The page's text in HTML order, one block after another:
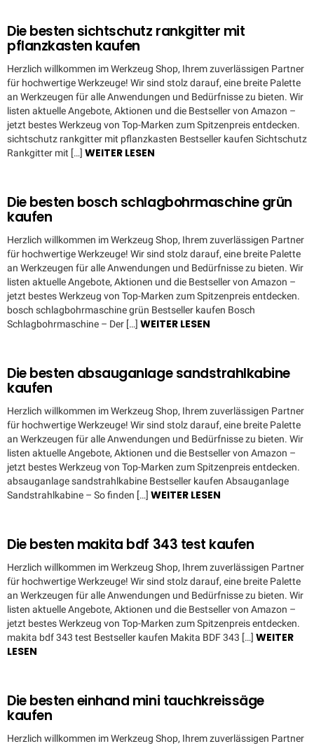
Die besten sichtschutz rankgitter mit
pflanzkasten kaufen
Herzlich willkommen im Werkzeug Shop, Ihrem zuverlässigen Partner
für hochwertige Werkzeuge! Wir sind stolz darauf, eine breite Palette
an Werkzeugen für alle Anwendungen und Bedürfnisse zu bieten. Wir
listen aktuelle Angebote, Aktionen und die Bestseller von Amazon –
jetzt bestes Werkzeug von Top-Marken zum Spitzenpreis entdecken.
sichtschutz rankgitter mit pflanzkasten Bestseller kaufen Sichtschutz
Rankgitter mit […] WEITER LESEN
Die besten bosch schlagbohrmaschine grün
kaufen
Herzlich willkommen im Werkzeug Shop, Ihrem zuverlässigen Partner
für hochwertige Werkzeuge! Wir sind stolz darauf, eine breite Palette
an Werkzeugen für alle Anwendungen und Bedürfnisse zu bieten. Wir
listen aktuelle Angebote, Aktionen und die Bestseller von Amazon –
jetzt bestes Werkzeug von Top-Marken zum Spitzenpreis entdecken.
bosch schlagbohrmaschine grün Bestseller kaufen Bosch
Schlagbohrmaschine – Der […] WEITER LESEN
Die besten absauganlage sandstrahlkabine
kaufen
Herzlich willkommen im Werkzeug Shop, Ihrem zuverlässigen Partner
für hochwertige Werkzeuge! Wir sind stolz darauf, eine breite Palette
an Werkzeugen für alle Anwendungen und Bedürfnisse zu bieten. Wir
listen aktuelle Angebote, Aktionen und die Bestseller von Amazon –
jetzt bestes Werkzeug von Top-Marken zum Spitzenpreis entdecken.
absauganlage sandstrahlkabine Bestseller kaufen Absauganlage
Sandstrahlkabine – So finden […] WEITER LESEN
Die besten makita bdf 343 test kaufen
Herzlich willkommen im Werkzeug Shop, Ihrem zuverlässigen Partner
für hochwertige Werkzeuge! Wir sind stolz darauf, eine breite Palette
an Werkzeugen für alle Anwendungen und Bedürfnisse zu bieten. Wir
listen aktuelle Angebote, Aktionen und die Bestseller von Amazon –
jetzt bestes Werkzeug von Top-Marken zum Spitzenpreis entdecken.
makita bdf 343 test Bestseller kaufen Makita BDF 343 […] WEITER
LESEN
Die besten einhand mini tauchkreissäge
kaufen
Herzlich willkommen im Werkzeug Shop, Ihrem zuverlässigen Partner